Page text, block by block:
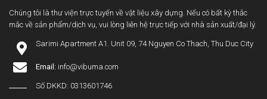
Chúng tôi là thư viện trực tuyến về vật liệu xây dựng. Nếu có bất kỳ thắc
mắc về sản phẩm/dịch vụ, vui lòng liên hệ trực tiếp với nhà sản xuất/đại lý.
Sarimi Apartment A1. Unit 09, 74 Nguyen Co Thach, Thu Duc City
Email: info@vibuma.com
Số DKKD: 0313601746